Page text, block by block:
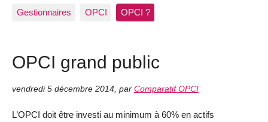
Gestionnaires OPCI OPCI ?
OPCI grand public
vendredi 5 décembre 2014 par Comparatif OPCI
L’OPCI doit être investi au minimum à 60% en actifs